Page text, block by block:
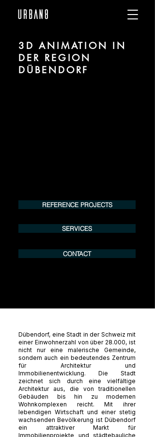
3D ANIMATION IN
DER REGION
DÜBENDORF
REFERENCE PROJECTS
SERVICES
CONTACT
Dübendorf, eine Stadt in der Schweiz mit
einer Einwohnerzahl von über 28.000, ist
nicht nur eine malerische Gemeinde,
sondern auch ein bedeutendes Zentrum
für Architektur und
Immobilienentwicklung. Die Stadt
zeichnet sich durch eine vielfältige
Architektur aus, die von traditionellen
Gebäuden bis hin zu modernen
Wohnkomplexen reicht. Mit ihrer
lebendigen Wirtschaft und einer stetig
wachsenden Bevölkerung ist Dübendorf
ein attraktiver Markt für
Immobilienprojekte und städtebauliche